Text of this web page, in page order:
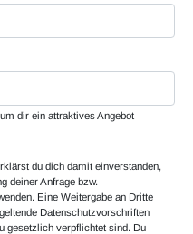
dir ein attraktives Angebot
du dich damit einverstanden,
deiner Anfrage bzw.
Eine Weitergabe an Dritte
Datenschutzvorschriften
gesetzlich verpflichtet sind. Du